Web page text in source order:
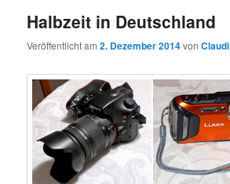
Halbzeit in Deutschland
Veröffentlicht am2. Dezember 2014vonClaudi